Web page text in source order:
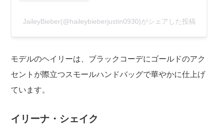
JaileyBieber(@haileybieberjustin0930)がシェアした投稿
モデルのヘイリーは、ブラックコーデにゴールドのアク
セントが際立つスモールハンドバッグで華やかに仕上げ
ています。
イリーナ・シェイク